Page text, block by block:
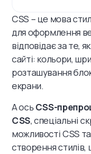
CSS – це мова
для оформлення
відповідає за те,
сайті: кольори,
розташування
екрани.
А ось CSS-
CSS, спеціальні
можливості CSS
створення